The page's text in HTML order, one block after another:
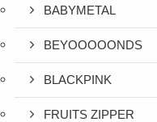
BABYMETAL
BEYOOOOONDS
BLACKPINK
FRUITS ZIPPER